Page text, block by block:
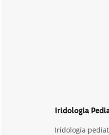
Iridologia
Iridologia